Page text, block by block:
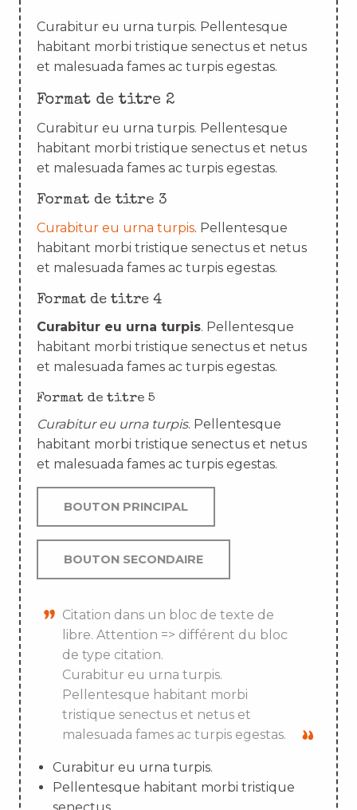
Curabitur eu urna turpis. Pellentesque
habitant morbi tristique senectus et netus
et malesuada fames ac turpis egestas.
Format de titre 2
Curabitur eu urna turpis. Pellentesque
habitant morbi tristique senectus et netus
et malesuada fames ac turpis egestas.
Format de titre 3
Curabitur eu urna turpis. Pellentesque
habitant morbi tristique senectus et netus
et malesuada fames ac turpis egestas.
Format de titre 4
Curabitur eu urna turpis. Pellentesque
habitant morbi tristique senectus et netus
et malesuada fames ac turpis egestas.
Format de titre 5
Curabitur eu urna turpis. Pellentesque
habitant morbi tristique senectus et netus
et malesuada fames ac turpis egestas.
BOUTON PRINCIPAL
BOUTON SECONDAIRE
Citation dans un bloc de texte de
libre. Attention => différent du bloc
de type citation.
Curabitur eu urna turpis.
Pellentesque habitant morbi
tristique senectus et netus et
malesuada fames ac turpis egestas.
Curabitur eu urna turpis.
Pellentesque habitant morbi tristique